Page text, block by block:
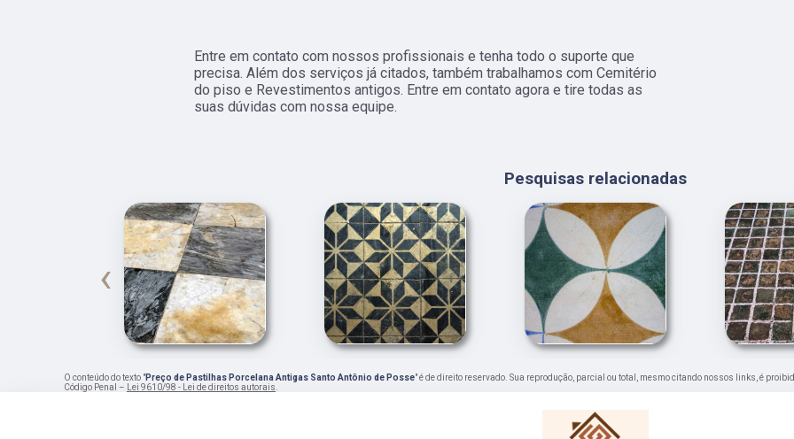
Entre em contato com nossos profissionais e tenha todo o suporte que
precisa. Além dos serviços já citados, também trabalhamos com Cemitério
do piso e Revestimentos antigos. Entre em contato agora e tire todas as
suas dúvidas com nossa equipe.
Pesquisas relacionadas
‹
O conteúdo do texto "Preço de Pastilhas Porcelana Antigas Santo Antônio de Posse" é de direito reservado. Sua reprodução, parcial ou total, mesmo citando nossos links, é
Código Penal –
Lei 9610/98 - Lei de direitos autorais